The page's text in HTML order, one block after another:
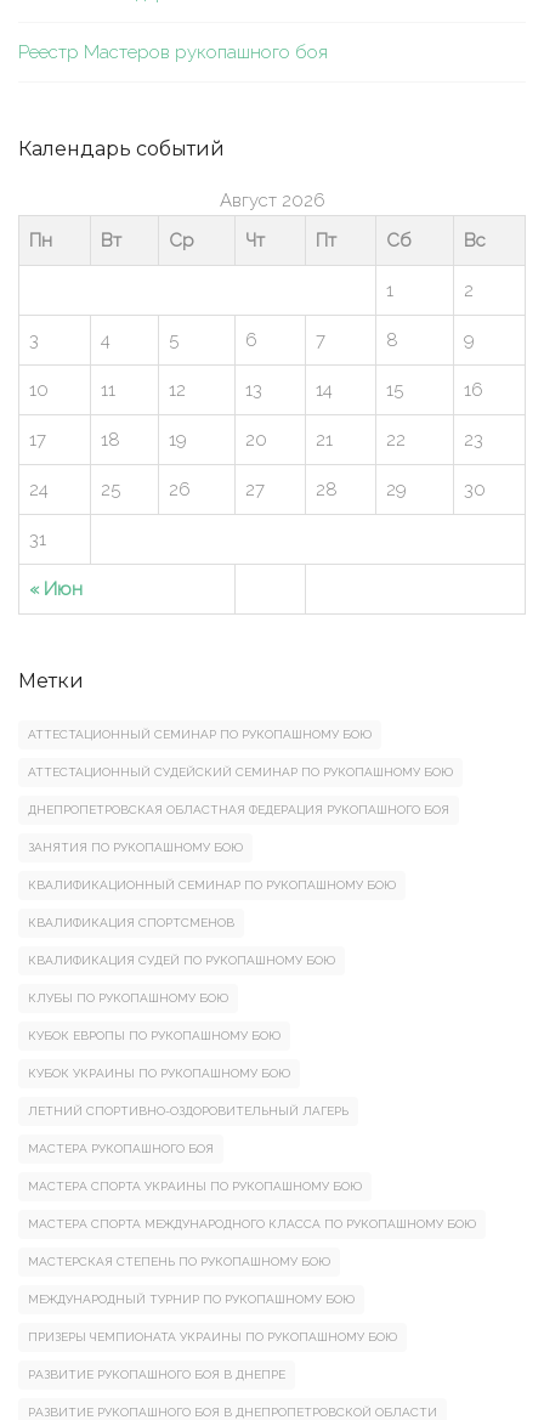
Реестр Мастеров рукопашного боя
Календарь событий
Август 2026
Пн
Вт Ср Чт Пт Сб Вс
« Июн
1 2
3 4 5 6 7 8 9
10 11 12 13 14 15 16
17 18 19 20 21 22 23
24 25 26 27 28 29 30
31
Метки
АТТЕСТАЦИОННЫЙ СЕМИНАР ПО РУКОПАШНОМУ БОЮ
АТТЕСТАЦИОННЫЙ СУДЕЙСКИЙ СЕМИНАР ПО РУКОПАШНОМУ БОЮ
ДНЕПРОПЕТРОВСКАЯ ОБЛАСТНАЯ ФЕДЕРАЦИЯ РУКОПАШНОГО БОЯ
ЗАНЯТИЯ ПО РУКОПАШНОМУ БОЮ
КВАЛИФИКАЦИОННЫЙ СЕМИНАР ПО РУКОПАШНОМУ БОЮ
КВАЛИФИКАЦИЯ СПОРТСМЕНОВ
КВАЛИФИКАЦИЯ СУДЕЙ ПО РУКОПАШНОМУ БОЮ
КЛУБЫ ПО РУКОПАШНОМУ БОЮ
КУБОК ЕВРОПЫ ПО РУКОПАШНОМУ БОЮ
КУБОК УКРАИНЫ ПО РУКОПАШНОМУ БОЮ
ЛЕТНИЙ СПОРТИВНО-ОЗДОРОВИТЕЛЬНЫЙ ЛАГЕРЬ
МАСТЕРА РУКОПАШНОГО БОЯ
МАСТЕРА СПОРТА УКРАИНЫ ПО РУКОПАШНОМУ БОЮ
МАСТЕРА СПОРТА МЕЖДУНАРОДНОГО КЛАССА ПО РУКОПАШНОМУ БОЮ
МАСТЕРСКАЯ СТЕПЕНЬ ПО РУКОПАШНОМУ БОЮ
МЕЖДУНАРОДНЫЙ ТУРНИР ПО РУКОПАШНОМУ БОЮ
ПРИЗЕРЫ ЧЕМПИОНАТА УКРАИНЫ ПО РУКОПАШНОМУ БОЮ
РАЗВИТИЕ РУКОПАШНОГО БОЯ В ДНЕПРЕ
РАЗВИТИЕ РУКОПАШНОГО БОЯ В ДНЕПРОПЕТРОВСКОЙ ОБЛАСТИ